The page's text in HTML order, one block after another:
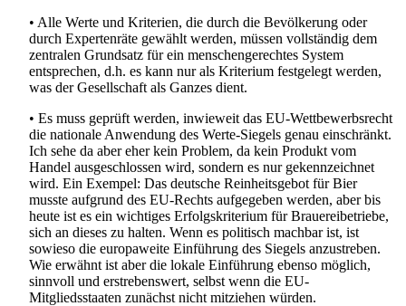
• Alle Werte und Kriterien, die durch die Bevölkerung oder
durch Expertenräte gewählt werden, müssen vollständig dem
zentralen Grundsatz für ein menschengerechtes System
entsprechen, d.h. es kann nur als Kriterium festgelegt werden,
was der Gesellschaft als Ganzes dient.
• Es muss geprüft werden, inwieweit das EU-Wettbewerbsrecht
die nationale Anwendung des Werte-Siegels genau einschränkt.
Ich sehe da aber eher kein Problem, da kein Produkt vom
Handel ausgeschlossen wird, sondern es nur gekennzeichnet
wird. Ein Exempel: Das deutsche Reinheitsgebot für Bier
musste aufgrund des EU-Rechts aufgegeben werden, aber bis
heute ist es ein wichtiges Erfolgskriterium für Brauereibetriebe,
sich an dieses zu halten. Wenn es politisch machbar ist, ist
sowieso die europaweite Einführung des Siegels anzustreben.
Wie erwähnt ist aber die lokale Einführung ebenso möglich,
sinnvoll und erstrebenswert, selbst wenn die EU-
Mitgliedsstaaten zunächst nicht mitziehen würden.